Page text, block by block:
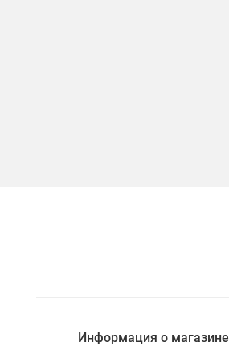
Информация о магазине